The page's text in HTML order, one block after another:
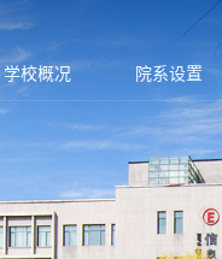
学校概况 院系设置